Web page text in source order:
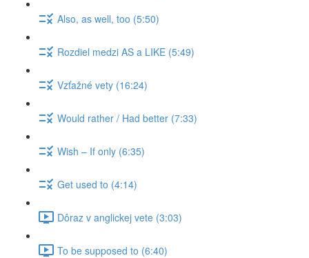
Also, as well, too (5:50)
Rozdiel medzi AS a LIKE (5:49)
Vzťažné vety (16:24)
Would rather / Had better (7:33)
Wish – If only (6:35)
Get used to (4:14)
Dôraz v anglickej vete (3:03)
To be supposed to (6:40)